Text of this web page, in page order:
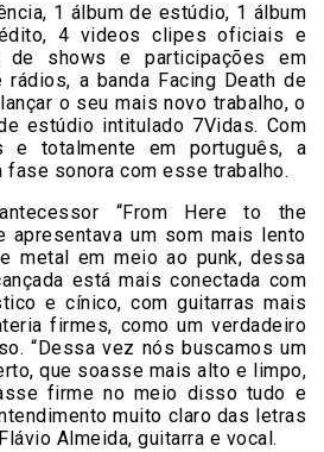
1 álbum de estúdio, 1 álbum
4 videos clipes oficiais e
de shows e participações em
a banda Facing Death de
o seu mais novo trabalho, o
estúdio intitulado 7Vidas. Com
e totalmente em português, a
fase sonora com esse trabalho.
“From Here to the
apresentava um som mais lento
metal em meio ao punk, dessa
está mais conectada com
e cínico, com guitarras mais
firmes, como um verdadeiro
“Dessa vez nós buscamos um
que soasse mais alto e limpo,
firme no meio disso tudo e
muito claro das letras
Almeida, guitarra e vocal.